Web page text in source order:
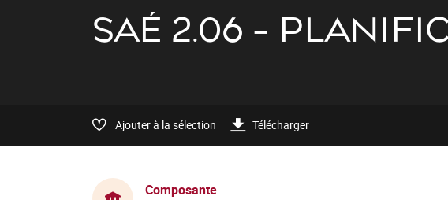
SAÉ 2.06 -
Ajouter à la sélection Télécharger
Composante